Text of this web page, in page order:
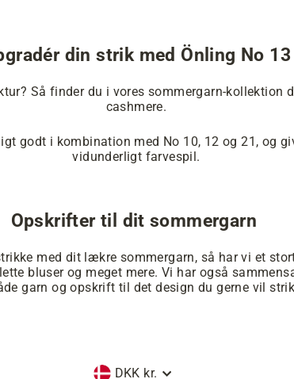
din strik med Önling No 13
Så finder du i vores sommergarn-
cashmere.
godt i kombination med No 10, 12 og 21, og
vidunderligt farvespil.
Opskrifter til dit sommergarn
med dit lækre sommergarn, så har vi et
bluser og meget mere. Vi har også
garn og opskrift til det design du gerne vil
Valuta
DKK kr.